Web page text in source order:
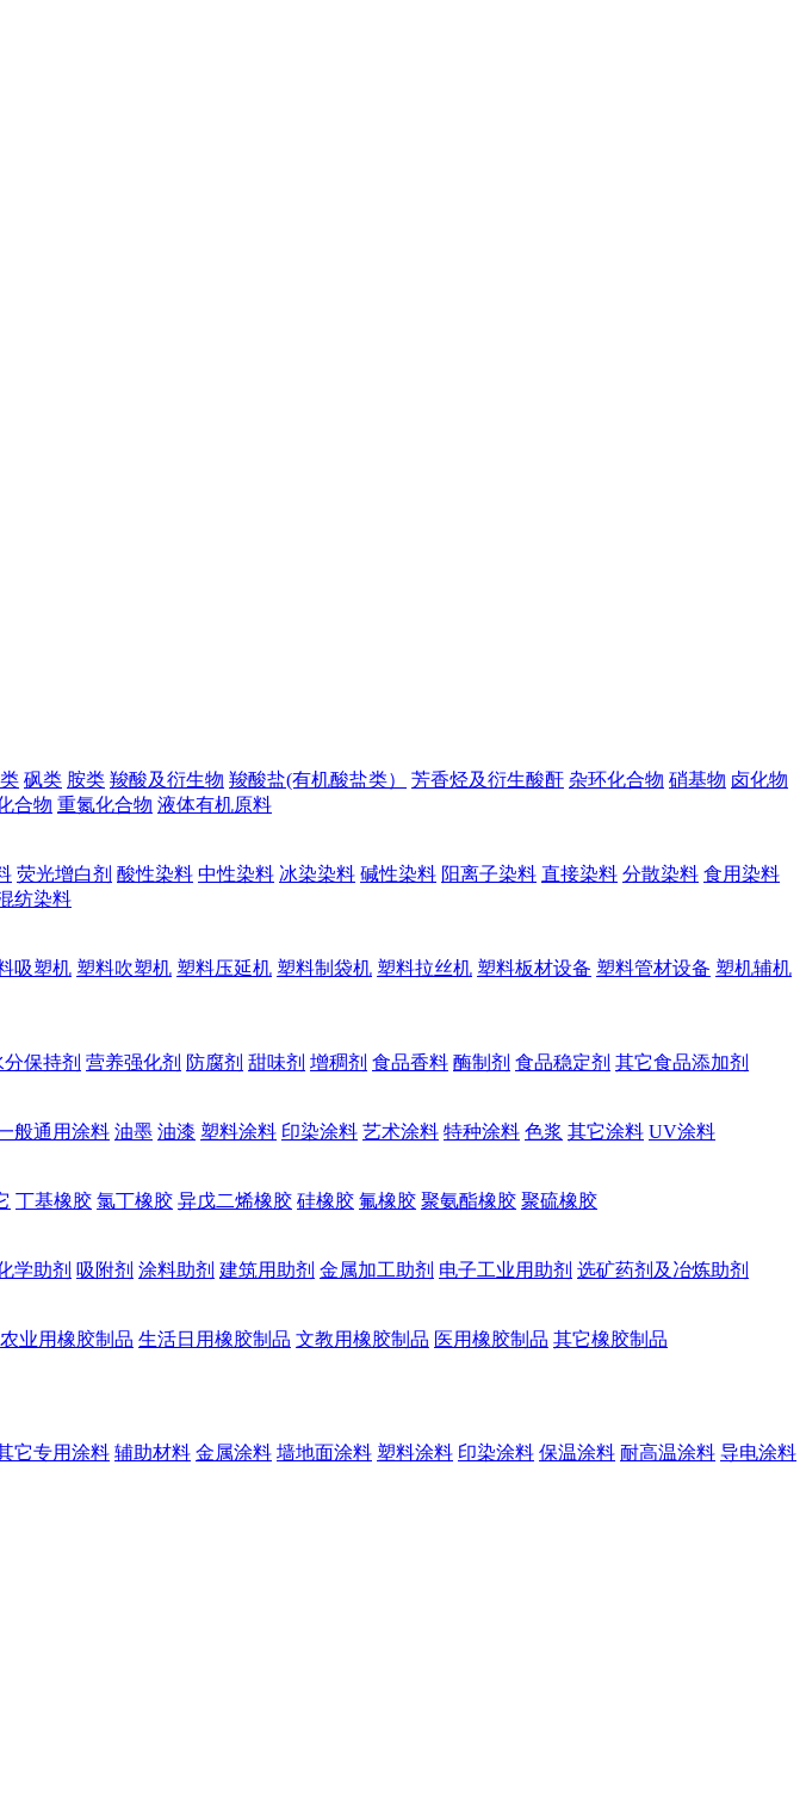
砜类 胺类 羧酸及衍生物 羧酸盐(有机酸盐类） 芳香烃及衍生酸酐 杂环化合物 硝基物 卤化物
合物 重氮化合物 液体有机原料
荧光增白剂 酸性染料 中性染料 冰染染料 碱性染料 阳离子染料 直接染料 分散染料 食用染料
纺染料
吸塑机 塑料吹塑机 塑料压延机 塑料制袋机 塑料拉丝机 塑料板材设备 塑料管材设备 塑机辅机
分保持剂 营养强化剂 防腐剂 甜味剂 增稠剂 食品香料 酶制剂 食品稳定剂 其它食品添加剂
般通用涂料 油墨 油漆 塑料涂料 印染涂料 艺术涂料 特种涂料 色浆 其它涂料 UV涂料
丁基橡胶 氯丁橡胶 异戊二烯橡胶 硅橡胶 氟橡胶 聚氨酯橡胶 聚硫橡胶
学助剂 吸附剂 涂料助剂 建筑用助剂 金属加工助剂 电子工业用助剂 选矿药剂及冶炼助剂
农业用橡胶制品 生活日用橡胶制品 文教用橡胶制品 医用橡胶制品 其它橡胶制品
它专用涂料 辅助材料 金属涂料 墙地面涂料 塑料涂料 印染涂料 保温涂料 耐高温涂料 导电涂料